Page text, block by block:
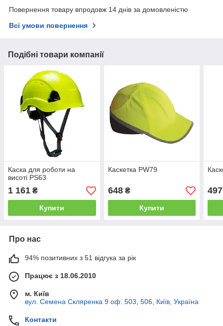
Повернення товару впродовж 14 днів за домовленістю
Всі умови повернення
Подібні товари компанії
Каска для роботи на
висоті PS63
1 161 ₴
Купити
Каскетка PW79
648₴
Купити
497
Про нас
94% позитивних з 51 відгука за рік
Працює з 18.06.2010
м. Київ
вул. Семена Скляренка 9 оф. 503, 506, Київ, Україна
Контакти